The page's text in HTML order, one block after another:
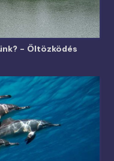
– Öltözködés